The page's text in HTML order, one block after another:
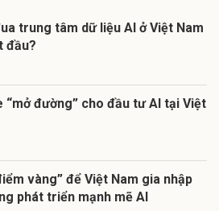
trung tâm dữ liệu AI ở Việt Nam
đầu?
“mở đường” cho đầu tư AI tại Việt
vàng” để Việt Nam gia nhập
phát triển mạnh mẽ AI